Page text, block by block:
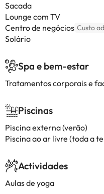
Sacada
Lounge com TV
Centro de negócios Custo
Solário
Spa e bem-estar
Tratamentos corporais e
Piscinas
Piscina externa (verão)
Piscina ao ar livre (toda a
Actividades
Aulas de yoga